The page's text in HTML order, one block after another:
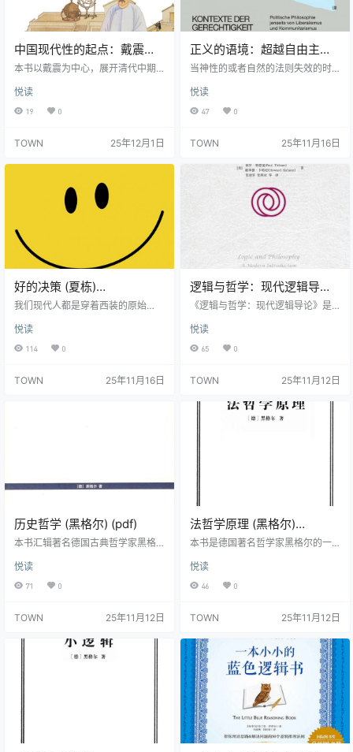
中国现代性的起点：戴震的
新古典世界 (胡明辉)
本书以戴震为中心，展开清代中期
与耶稣会士的斗争为主要线索，解
释戴震如何以理性主义的方式重构
择了耶稣会士传入的欧洲数理天文
和雍正朝的贬斥，最后在乾隆朝初
年复兴。正是此时，戴震的天文历
算与经学方法为乾隆朝科学派提供
学的可能，…
悦读
19 0
TOWN 25年12月1日
正义的语境：超越自由主义
与社群主义的政治哲学 (莱纳
当神性的或者自然的法则失效的时
如果“正义女神”身处一个完全不同的
政治社会中，她该如何唤起共同而
斯特认为不考虑单个的人格而去追
种同具体的人的经验相分离的理
解决上述问题，福斯特探讨了与“正
义”概念相关的不同语境，他认为对
“正义的诸语境”的区分，有助于阐
悦读
47 0
TOWN 25年11月16日
好的决策 (夏栋)
(epub,azw3)
我们现代人都是穿着西装的原始
出的认知定式。 但面临现代生活的
复杂情境， 这些思维上的“套路”却
的“调参侠”。 认识自己的非理性，
悦读
114 0
TOWN 25年11月16日
逻辑与哲学：现代逻辑导论
(第九版) (保罗·蒂德曼／霍华
《逻辑与哲学：现代逻辑导论》是
基础教程（没有“之一”）。该教程是
面向那些需要关于逻辑学既严格而
通过伴以清晰阐释的循序渐进式训
词的一阶谓词逻辑。第三部分则覆
盖逻辑畛域其他内容的比较稳固的
范围，包括亚里士多德逻辑、归纳
逻辑。全书以清晰、准确的理论阐
释见长，…
悦读
65 0
TOWN 25年11月12日
历史哲学 (黑格尔) (pdf)
本书汇辑著名德国古典哲学家黑格
其高足爱德华德・干斯教授整理而
成。自问世以来，学术界公认为进
解能力和专业知识水平而表述，故
章，照搬《哲学的传记史》作者鲁
维斯所言，此书乃其“生平所读这类
著作中最愉快的一部”，而占据全书
学不深的读者也是很熟悉的。其另
一个重要…
悦读
71 0
TOWN 25年11月12日
法哲学原理 (黑格尔)
(epub,azw3,pdf)
本书是德国著名哲学家黑格尔的一
析法，用辩证的思维探悉法、道德
与伦理之间的奥秘。
悦读
46 0
TOWN 25年11月12日